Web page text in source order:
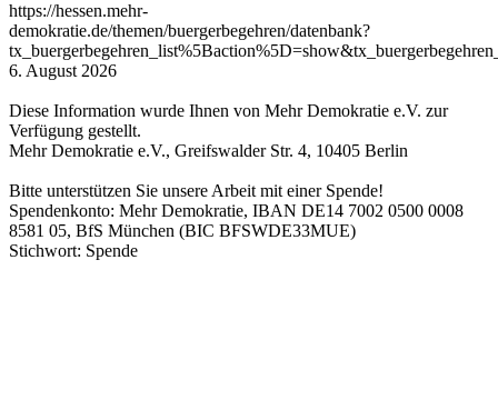
https://hessen.mehr-
demokratie.de/themen/buergerbegehren/datenbank?
6. August 2026
Diese Information wurde Ihnen von Mehr Demokratie e.V. zur
Verfügung gestellt.
Mehr Demokratie e.V., Greifswalder Str. 4, 10405 Berlin
Bitte unterstützen Sie unsere Arbeit mit einer Spende!
Spendenkonto: Mehr Demokratie, IBAN DE14 7002 0500 0008
8581 05, BfS München (BIC BFSWDE33MUE)
Stichwort: Spende